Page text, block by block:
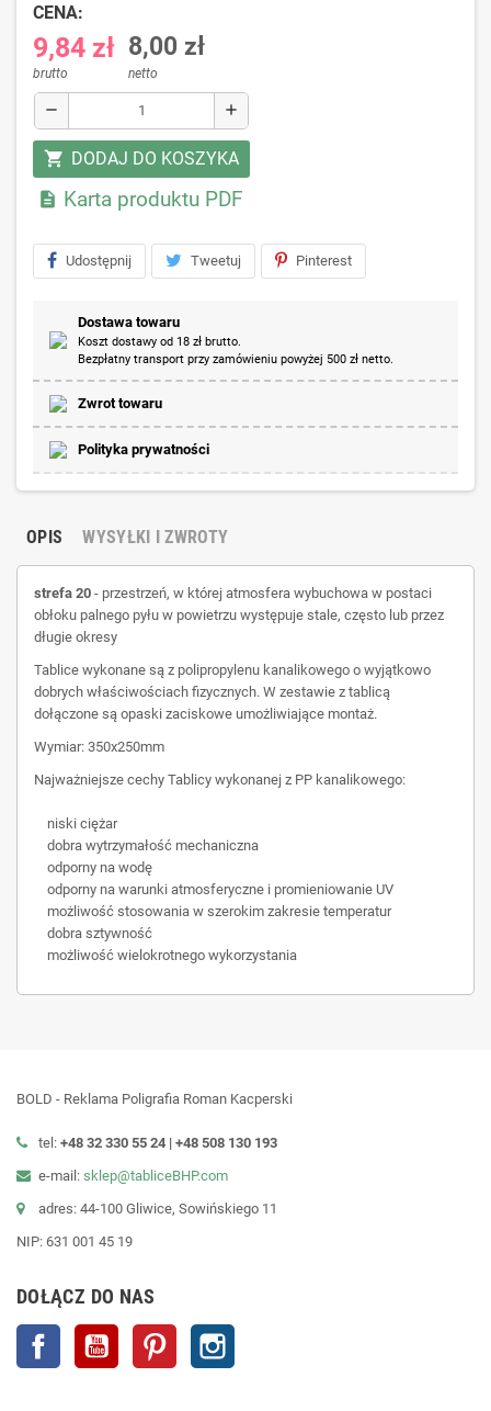
CENA:
9,84 zł
brutto
8,00 zł
netto
remove add
shopping_cart DODAJ DO KOSZYKA
 Karta produktu PDF
Udostępnij Tweetuj Pinterest
Dostawa towaru
Koszt dostawy od 18 zł brutto.
Bezpłatny transport przy zamówieniu powyżej 500 zł netto.
Zwrot towaru
Polityka prywatności
OPIS WYSYŁKI I ZWROTY
strefa 20 - przestrzeń, w której atmosfera wybuchowa w postaci
obłoku palnego pyłu w powietrzu występuje stale, często lub przez
długie okresy
Tablice wykonane są z polipropylenu kanalikowego o wyjątkowo
dobrych właściwościach fizycznych. W zestawie z tablicą
dołączone są opaski zaciskowe umożliwiające montaż.
Wymiar: 350x250mm
Najważniejsze cechy Tablicy wykonanej z PP kanalikowego:
niski ciężar
dobra wytrzymałość mechaniczna
odporny na wodę
odporny na warunki atmosferyczne i promieniowanie UV
możliwość stosowania w szerokim zakresie temperatur
dobra sztywność
możliwość wielokrotnego wykorzystania
BOLD - Reklama Poligrafia Roman Kacperski
tel: +48 32 330 55 24 | +48 508 130 193
e-mail: sklep@tabliceBHP.com
adres: 44-100 Gliwice, Sowińskiego 11
NIP: 631 001 45 19
DOŁĄCZ DO NAS
Facebook YouTube Pinterest